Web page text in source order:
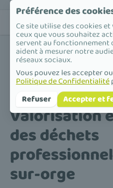
Accueil /Valorisation et recyclage
Île-de-France / Essonne /Juvisy-
Valorisation
des déchets
sur-orge
Préférence des
Ce site utilise des cookies
ceux que vous souhaitez
servent au fonctionnement
aident à mesurer notre
réseaux sociaux.
Vous pouvez les accepter
Politique de Confidentialité
Refuser
Accepter et